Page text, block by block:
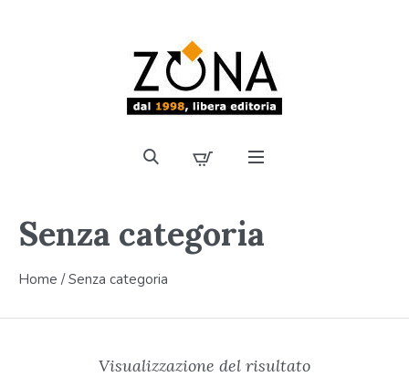
Senza categoria
Home / Senza categoria
Visualizzazione del risultato